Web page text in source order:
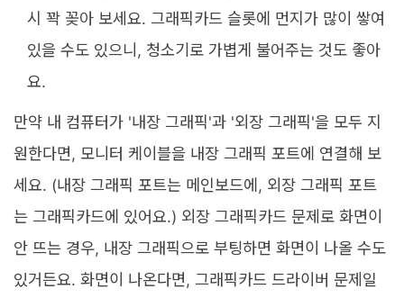
시 꽉 꽂아 보세요. 그래픽카드 슬롯에 먼지가 많이 쌓여
있을 수도 있으니, 청소기로 가볍게 불어주는 것도 좋아
요.
만약 내 컴퓨터가 '내장 그래픽'과 '외장 그래픽'을 모두 지
원한다면, 모니터 케이블을 내장 그래픽 포트에 연결해 보
세요. (내장 그래픽 포트는 메인보드에, 외장 그래픽 포트
는 그래픽카드에 있어요.) 외장 그래픽카드 문제로 화면이
안 뜨는 경우, 내장 그래픽으로 부팅하면 화면이 나올 수도
있거든요. 화면이 나온다면, 그래픽카드 드라이버 문제일